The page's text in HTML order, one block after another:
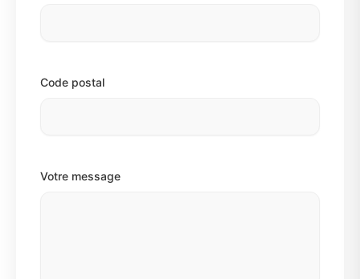
Code postal
Votre message